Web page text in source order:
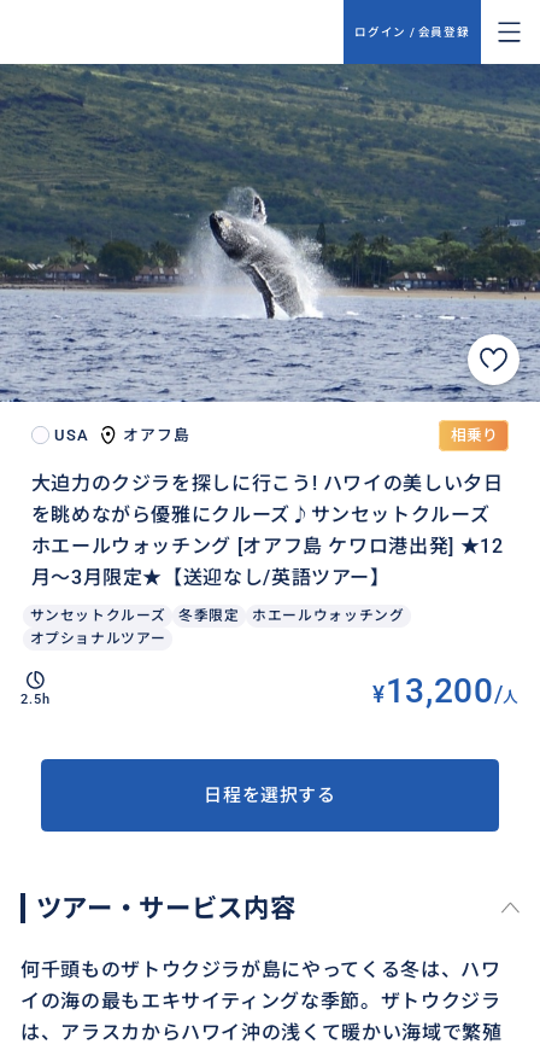
ログイン / 会員登録
USA オアフ島 相乗り
大迫力のクジラを探しに行こう! ハワイの美しい夕日
を眺めながら優雅にクルーズ♪サンセットクルーズ
ホエールウォッチング [オアフ島 ケワロ港出発] ★12
月〜3月限定★【送迎なし/英語ツアー】
サンセットクルーズ 冬季限定
ホエールウォッチング
オプショナルツアー
2.5h ¥13,200/人
日程を選択する
ツアー・サービス内容
何千頭ものザトウクジラが島にやってくる冬は、ハワ
イの海の最もエキサイティングな季節。ザトウクジラ
は、アラスカからハワイ沖の浅くて暖かい海域で繁殖